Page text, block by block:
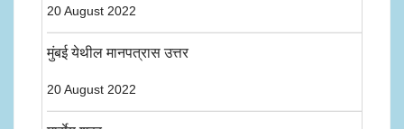
20 August 2022
मुंबई येथील मानपत्रास उत्तर
20 August 2022